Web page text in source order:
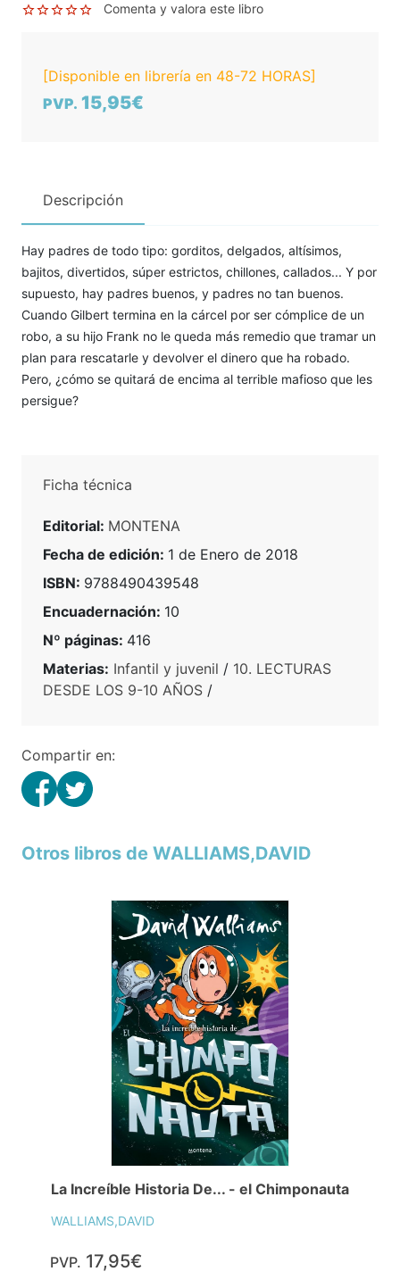
Comenta y valora este libro
[Disponible en librería en 48-72 HORAS]
PVP. 15,95€
Descripción
Hay padres de todo tipo: gorditos, delgados, altísimos,
bajitos, divertidos, súper estrictos, chillones, callados... Y por
supuesto, hay padres buenos, y padres no tan buenos.
Cuando Gilbert termina en la cárcel por ser cómplice de un
robo, a su hijo Frank no le queda más remedio que tramar un
plan para rescatarle y devolver el dinero que ha robado.
Pero, ¿cómo se quitará de encima al terrible mafioso que les
persigue?
Ficha técnica
Editorial: MONTENA
Fecha de edición: 1 de Enero de 2018
ISBN: 9788490439548
Encuadernación: 10
Nº páginas: 416
Materias: Infantil y juvenil / 10. LECTURAS
DESDE LOS 9-10 AÑOS /
Compartir en:
Otros libros de WALLIAMS,DAVID
La Increíble Historia De... - el Chimponauta
WALLIAMS,DAVID
PVP. 17,95€